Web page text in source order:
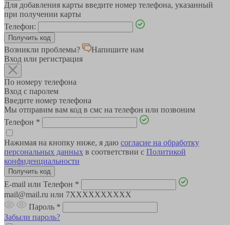
Для добавления карты введите номер телефона, указанный
при получении карты
Телефон:
Возникли проблемы?
Напишите нам
Вход или регистрация
По номеру телефона
Вход с паролем
Введите номер телефона
Мы отправим вам код в смс на телефон или позвоним
Телефон *
Нажимая на кнопку ниже, я даю согласие на обработку
персональных данных в соответствии с Политикой
конфиденциальности
E-mail или Телефон *
mail@mail.ru или 7XXXXXXXXXX
Пароль *
Забыли пароль?